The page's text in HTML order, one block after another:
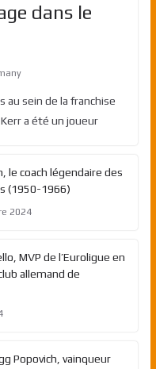
dans le
sein de la franchise
a été un joueur
le coach légendaire des
(1950-1966)
2024
MVP de l’Euroligue en
allemand de
Popovich, vainqueur